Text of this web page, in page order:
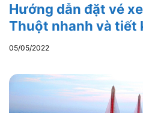
Hướng dẫn đặt vé
Thuột nhanh và tiết
05/05/2022